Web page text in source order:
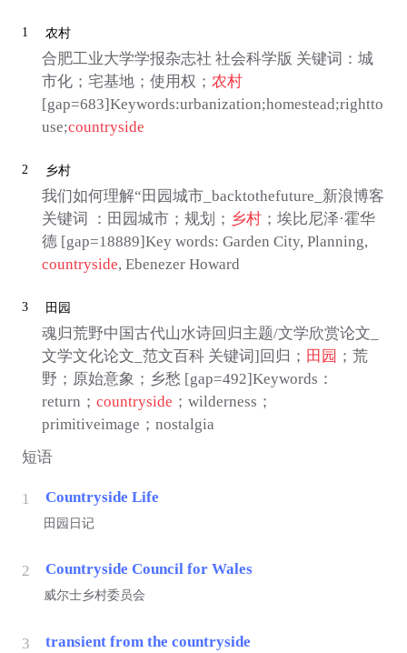
1 农村
合肥工业大学学报杂志社 社会科学版 关键词：城
市化；宅基地；使用权； 农村
[gap=683]Keywords:urbanization;homestead;rightto
use;countryside
2 乡村
我们如何理解“田园城市_backtothefuture_新浪博客
关键词 ：田园城市；规划； 乡村；埃比尼泽·霍华
德 [gap=18889]Key words: Garden City, Planning,
countryside, Ebenezer Howard
3 田园
魂归荒野中国古代山水诗回归主题/文学欣赏论文_
文学文化论文_范文百科 关键词]回归； 田园 ；荒
野；原始意象；乡愁 [gap=492]Keywords：
return； countryside ；wilderness；
primitiveimage；nostalgia
短语
1 Countryside Life
田园日记
2 Countryside Council for Wales
威尔士乡村委员会
3 transient from the countryside